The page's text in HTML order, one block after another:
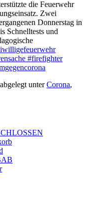
die Feuerwehr
Zwei
Donnerstag in
Schnelltests und
#firefighter
abgelegt unterCorona,